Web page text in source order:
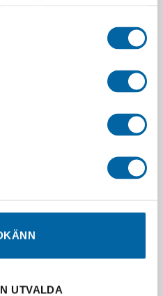
UTVALDA
LÄGG I VARUKORG
BACKCOUNTRY 1000R
250 900,00